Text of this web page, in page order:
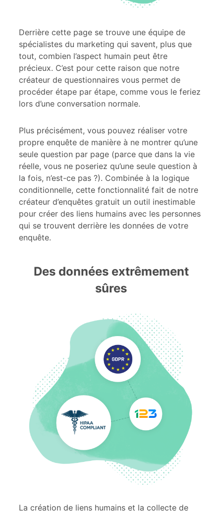
Derrière cette page se trouve une équipe de
spécialistes du marketing qui savent, plus que
tout, combien l’aspect humain peut être
précieux. C’est pour cette raison que notre
créateur de questionnaires vous permet de
procéder étape par étape, comme vous le feriez
lors d’une conversation normale.
Plus précisément, vous pouvez réaliser votre
propre enquête de manière à ne montrer qu’une
seule question par page (parce que dans la vie
réelle, vous ne poseriez qu’une seule question à
la fois, n’est-ce pas ?). Combinée à la logique
conditionnelle, cette fonctionnalité fait de notre
créateur d’enquêtes gratuit un outil inestimable
pour créer des liens humains avec les personnes
qui se trouvent derrière les données de votre
enquête.
Des données extrêmement
sûres
La création de liens humains et la collecte de